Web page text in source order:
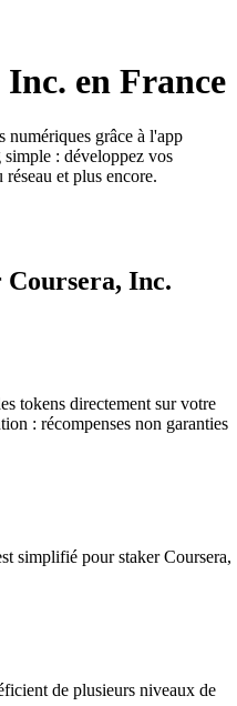
en France
numériques grâce à l'app
: développez vos
et plus encore.
Inc.
tokens directement sur votre
: récompenses non garanties
simplifié pour staker Coursera,
de plusieurs niveaux de